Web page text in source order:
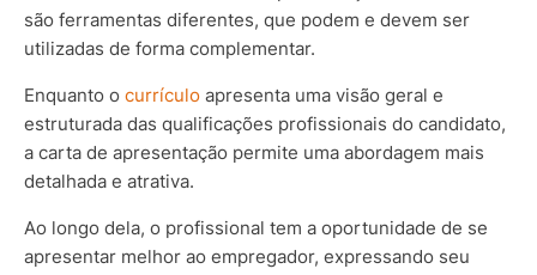
são ferramentas diferentes, que podem e devem ser
utilizadas de forma complementar.
Enquanto o currículo apresenta uma visão geral e
estruturada das qualificações profissionais do candidato,
a carta de apresentação permite uma abordagem mais
detalhada e atrativa.
Ao longo dela, o profissional tem a oportunidade de se
apresentar melhor ao empregador, expressando seu